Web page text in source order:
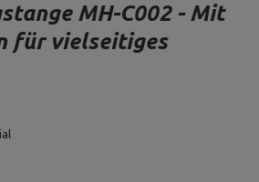
MH-C002 - Mit
für vielseitiges